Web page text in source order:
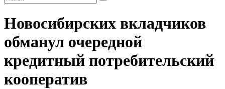
Новосибирских вкладчиков
обманул очередной
кредитный потребительский
кооператив